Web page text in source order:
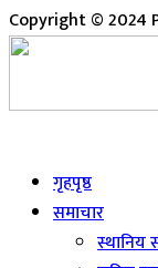
Copyright © 2024
गृहपृष्ठ
समाचार
स्थानिय